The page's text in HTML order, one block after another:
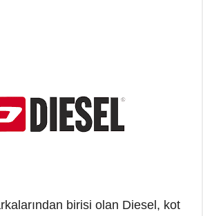
birisi olan Diesel, kot